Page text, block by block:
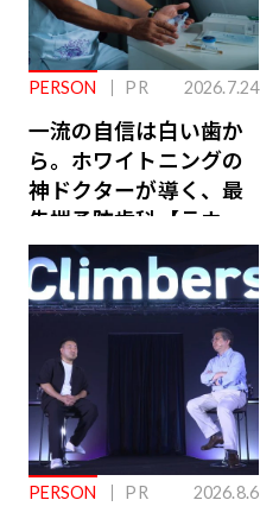
PERSON PR 2026.7.24
一流の自信は白い歯か
ら。ホワイトニングの
神ドクターが導く、最
先端予防歯科【ラウン
ジ会員特典あり】
PERSON PR 2026.8.6